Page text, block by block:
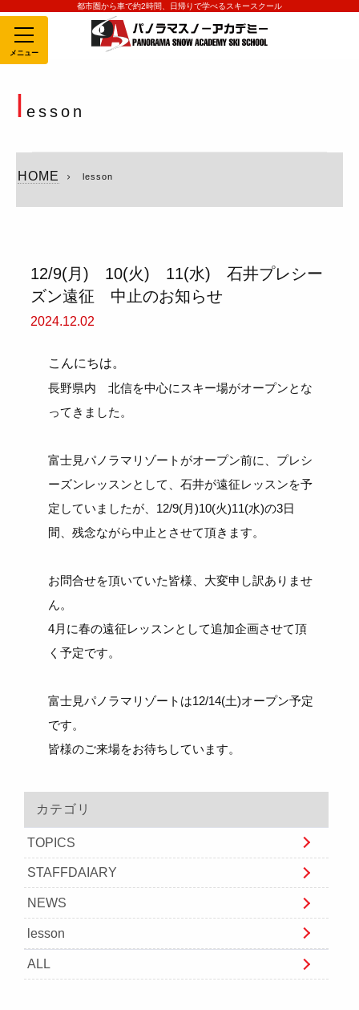
都市圏から車で約2時間、日帰りで学べるスキースクール
MENU
esson
HOME lesson
12/9(月) 10(火) 11(水) 石井プレシー
ズン遠征 中止のお知らせ
2024.12.02
こんにちは。
長野県内 北信を中心にスキー場がオープンとな
ってきました。
富士見パノラマリゾートがオープン前に、プレシ
ーズンレッスンとして、石井が遠征レッスンを予
定していましたが、12/9(月)10(火)11(水)の3日
間、残念ながら中止とさせて頂きます。
お問合せを頂いていた皆様、大変申し訳ありませ
ん。
4月に春の遠征レッスンとして追加企画させて頂
く予定です。
富士見パノラマリゾートは12/14(土)オープン予定
です。
皆様のご来場をお待ちしています。
カテゴリ
TOPICS
STAFFDAIARY
NEWS
lesson
ALL